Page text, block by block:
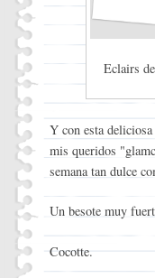
Eclairs
Y con esta
mis queridos
semana tan dulce
Un besote muy
Cocotte.